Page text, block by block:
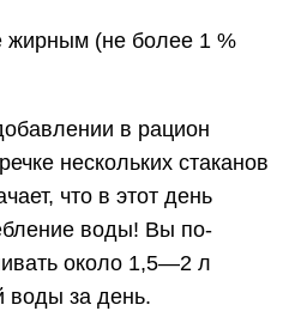
(не более 1 %
в рацион
нескольких стаканов
что в этот день
воды! Вы по-
около 1,5—2 л
воды за день.